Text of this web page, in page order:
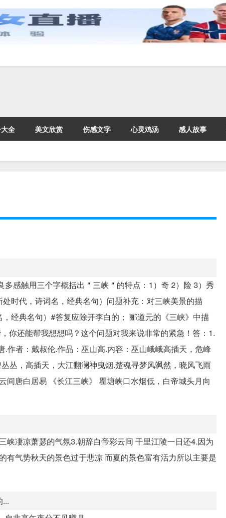
全 美文欣赏 伤感文字 心灵鸡汤 感人故事
感触用三个字概括出＂三峡＂的特点：1）奇 2）险 3）秀
时代，诗词名，经典名句）问题补充：对三峡美景的描
经典名句）#答复应除开李白的； 郦道元的《三峡》中描
你还能帮我想想吗？这个问题对我来说非常的紧急！答：1.
作者：戴叔伦.作品：巫山高.内容：巫山峨峨高插天，危峰
丛，高插天，大江翻澜神曳烟.楚魂寻梦风飒然，晓风飞雨
唐白居易 《长江三峡》 瞿塘峡口水烟低，白帝城头月向
峡凄凉萧瑟的气氛3.朝辞白帝彩云间 千里江陵一日还4.因为
气势秋天的景色过于悲凉 而夏的景色富有活力所以主要是